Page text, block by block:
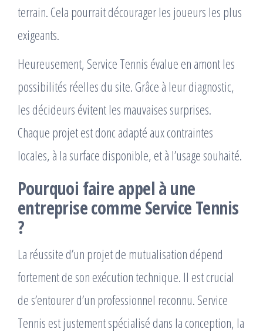
terrain. Cela pourrait décourager les joueurs les plus
exigeants.
Heureusement, Service Tennis évalue en amont les
possibilités réelles du site. Grâce à leur diagnostic,
les décideurs évitent les mauvaises surprises.
Chaque projet est donc adapté aux contraintes
locales, à la surface disponible, et à l’usage souhaité.
Pourquoi faire appel à une
entreprise comme Service Tennis
?
La réussite d’un projet de mutualisation dépend
fortement de son exécution technique. Il est crucial
de s’entourer d’un professionnel reconnu. Service
Tennis est justement spécialisé dans la conception, la